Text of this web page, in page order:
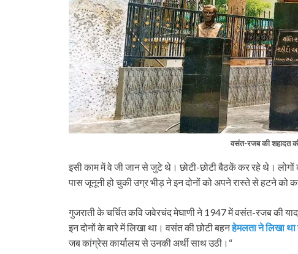
वसंत-रजब की शहादत
इसी काम में वे जी जान से जुटे थे। छोटी-छोटी बैठकें कर रहे थे।
पास जूनूनी हो चुकी उग्र भीड़ ने इन दोनों को अपने रास्ते से हटने को
गुजराती के चर्चित कवि जवेरचंद मेघाणी ने 1947 में वसंत-रजब की
इन दोनों के बारे में लिखा था। वसंत की छोटी बहनहेमलता ने लिखा था
जब कांग्रेस कार्यालय से उनकी अर्थी साथ उठी।“